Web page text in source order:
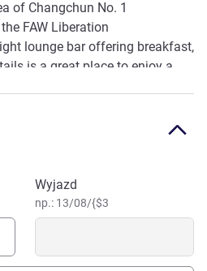
of Changchun No. 1
FAW Liberation
lounge bar offering breakfast,
is a great place to enjoy a
Internet, providing
Wyjazd
np.: 13/08/{$3